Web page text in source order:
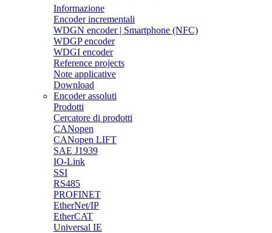
Informazione
Encoder incrementali
WDGN encoder | Smartphone (NFC)
WDGP encoder
WDGI encoder
Reference projects
Note applicative
Download
Encoder assoluti
Prodotti
Cercatore di prodotti
CANopen
CANopen LIFT
SAE J1939
IO-Link
SSI
RS485
PROFINET
EtherNet/IP
EtherCAT
Universal IE